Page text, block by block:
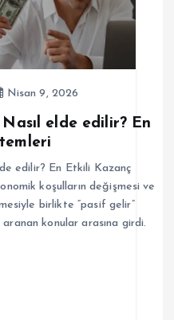
Nisan 9, 2026
elde edilir? En
edilir? En Etkili Kazanç
koşulların değişmesi ve
birlikte “pasif gelir”
konular arasına girdi.